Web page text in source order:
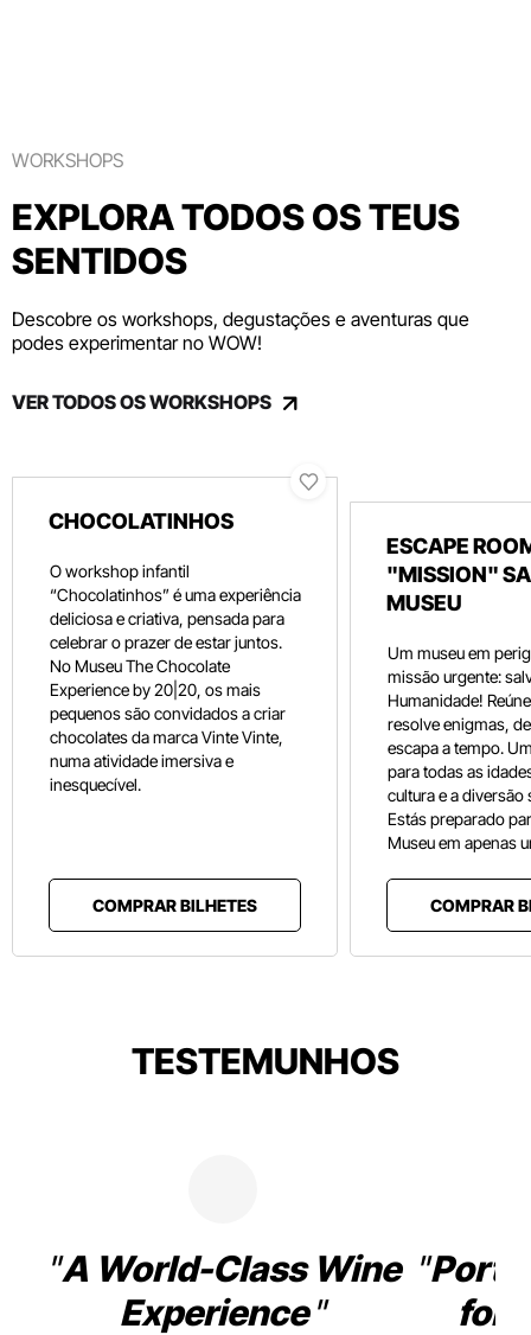
WORKSHOPS
EXPLORA TODOS OS TEUS
SENTIDOS
Descobre os workshops, degustações e aventuras que
podes experimentar no WOW!
VER TODOS OS WORKSHOPS
CHOCOLATINHOS
O workshop infantil
“Chocolatinhos” é uma experiência
deliciosa e criativa, pensada para
celebrar o prazer de estar juntos.
No Museu The Chocolate
Experience by 20|20, os mais
pequenos são convidados a criar
chocolates da marca Vinte Vinte,
numa atividade imersiva e
inesquecível.
COMPRAR BILHETES
ESCAPE
"MISSION"
MUSEU
Um museu em
missão urgente:
Humanidade!
resolve enigmas,
escapa a tempo.
para todas as
cultura e a diversão
Estás preparado
Museu em apenas
COMPRAR
TESTEMUNHOS
A World-Class Wine
Experience
for